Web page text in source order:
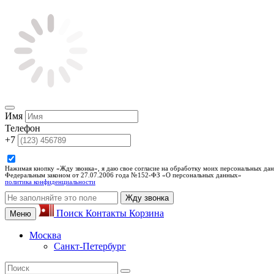
Имя
Телефон
+7
Нажимая кнопку «Жду звонка», я даю свое согласие на обработку моих персональных
Федеральным законом от 27.07.2006 года №152-ФЗ «О персональных данных»
политика конфиденциальности
Жду звонка
Меню
Поиск Контакты Корзина
Москва
Санкт-Петербург